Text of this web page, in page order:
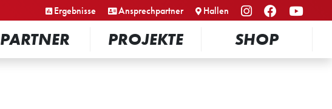
Ergebnisse Ansprechpartner Hallen
PARTNER
PROJEKTE SHOP